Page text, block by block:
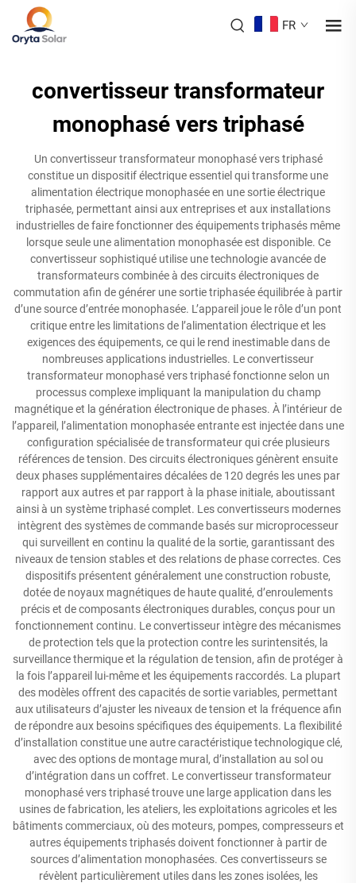
FR
convertisseur transformateur
monophasé vers triphasé
Un convertisseur transformateur monophasé vers triphasé
constitue un dispositif électrique essentiel qui transforme une
alimentation électrique monophasée en une sortie électrique
triphasée, permettant ainsi aux entreprises et aux installations
industrielles de faire fonctionner des équipements triphasés même
lorsque seule une alimentation monophasée est disponible. Ce
convertisseur sophistiqué utilise une technologie avancée de
transformateurs combinée à des circuits électroniques de
commutation afin de générer une sortie triphasée équilibrée à partir
d’une source d’entrée monophasée. L’appareil joue le rôle d’un pont
critique entre les limitations de l’alimentation électrique et les
exigences des équipements, ce qui le rend inestimable dans de
nombreuses applications industrielles. Le convertisseur
transformateur monophasé vers triphasé fonctionne selon un
processus complexe impliquant la manipulation du champ
magnétique et la génération électronique de phases. À l’intérieur de
l’appareil, l’alimentation monophasée entrante est injectée dans une
configuration spécialisée de transformateur qui crée plusieurs
références de tension. Des circuits électroniques génèrent ensuite
deux phases supplémentaires décalées de 120 degrés les unes par
rapport aux autres et par rapport à la phase initiale, aboutissant
ainsi à un système triphasé complet. Les convertisseurs modernes
intègrent des systèmes de commande basés sur microprocesseur
qui surveillent en continu la qualité de la sortie, garantissant des
niveaux de tension stables et des relations de phase correctes. Ces
dispositifs présentent généralement une construction robuste,
dotée de noyaux magnétiques de haute qualité, d’enroulements
précis et de composants électroniques durables, conçus pour un
fonctionnement continu. Le convertisseur intègre des mécanismes
de protection tels que la protection contre les surintensités, la
surveillance thermique et la régulation de tension, afin de protéger à
la fois l’appareil lui-même et les équipements raccordés. La plupart
des modèles offrent des capacités de sortie variables, permettant
aux utilisateurs d’ajuster les niveaux de tension et la fréquence afin
de répondre aux besoins spécifiques des équipements. La flexibilité
d’installation constitue une autre caractéristique technologique clé,
avec des options de montage mural, d’installation au sol ou
d’intégration dans un coffret. Le convertisseur transformateur
monophasé vers triphasé trouve une large application dans les
usines de fabrication, les ateliers, les exploitations agricoles et les
bâtiments commerciaux, où des moteurs, pompes, compresseurs et
autres équipements triphasés doivent fonctionner à partir de
sources d’alimentation monophasées. Ces convertisseurs se
révèlent particulièrement utiles dans les zones isolées, les